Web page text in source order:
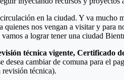
en la ciudad. Y va
quienes nos vengan a visitar y
a lograr tener una ciudad
técnica vigente, Certificado
desea cambiar de comuna para el
técnica).